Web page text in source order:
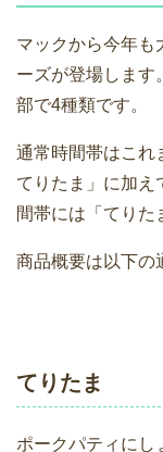
マックから今年も
ーズが登場します
部で4種類です。
通常時間帯はこれ
てりたま」に加え
間帯には「てりた
商品概要は以下の
てりたま
ポークパティにし